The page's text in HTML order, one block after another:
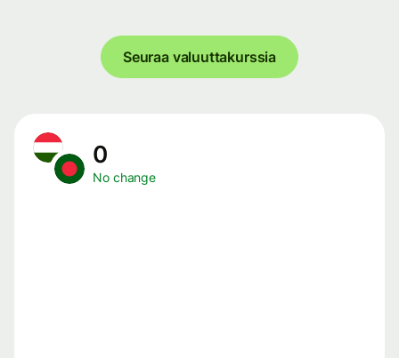
Seuraa valuuttakurssia
0
No change